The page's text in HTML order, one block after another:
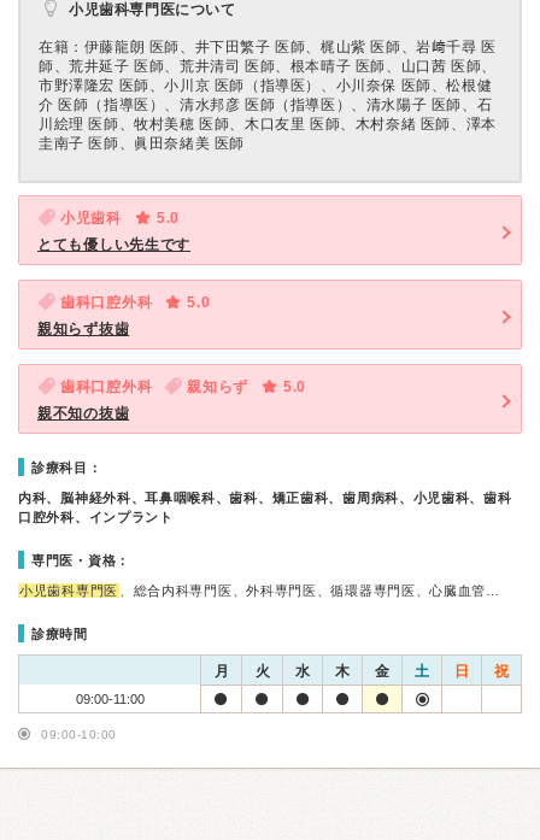
小児歯科専門医について
在籍：伊藤龍朗 医師、井下田繁子 医師、梶山紫 医師、岩﨑千尋 医
師、荒井延子 医師、荒井清司 医師、根本晴子 医師、山口茜 医師、
市野澤隆宏 医師、小川京 医師（指導医）、小川奈保 医師、松根健
介 医師（指導医）、清水邦彦 医師（指導医）、清水陽子 医師、石
川絵理 医師、牧村美穂 医師、木口友里 医師、木村奈緒 医師、澤本
圭南子 医師、眞田奈緒美 医師
小児歯科
5.0
とても優しい先生です
歯科口腔外科
5.0
親知らず抜歯
歯科口腔外科 親知らず
5.0
親不知の抜歯
診療科目：
内科、脳神経外科、耳鼻咽喉科、歯科、矯正歯科、歯周病科、小児歯科、歯科
口腔外科、インプラント
専門医・資格：
小児歯科専門医 、総合内科専門医、外科専門医、循環器専門医、心臓血管…
診療時間
月 火 水 木 金 土 日 祝
09:00-11:00
09:00-10:00